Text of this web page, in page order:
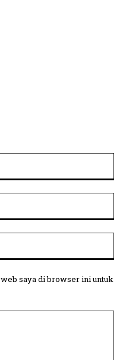
saya di browser ini untuk